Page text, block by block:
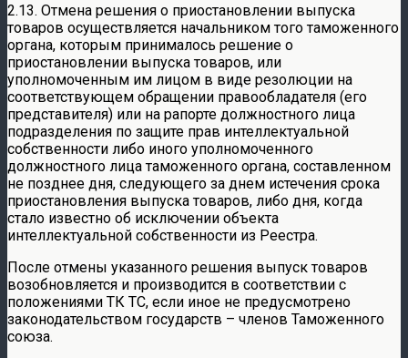
2.13. Отмена решения о приостановлении выпуска
товаров осуществляется начальником того таможенного
органа, которым принималось решение о
приостановлении выпуска товаров, или
уполномоченным им лицом в виде резолюции на
соответствующем обращении правообладателя (его
представителя) или на рапорте должностного лица
подразделения по защите прав интеллектуальной
собственности либо иного уполномоченного
должностного лица таможенного органа, составленном
не позднее дня, следующего за днем истечения срока
приостановления выпуска товаров, либо дня, когда
стало известно об исключении объекта
интеллектуальной собственности из Реестра.
После отмены указанного решения выпуск товаров
возобновляется и производится в соответствии с
положениями ТК ТС, если иное не предусмотрено
законодательством государств – членов Таможенного
союза.